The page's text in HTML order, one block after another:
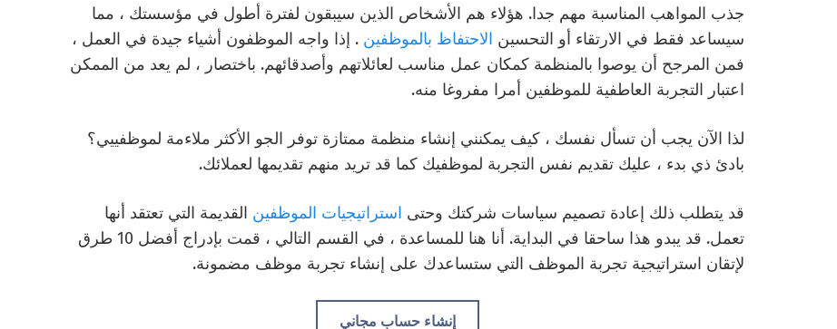
جذب المواهب المناسبة مهم جدا. هؤلاء هم الأشخاص الذين سيبقون لفترة أطول في مؤسستك ، مما
سيساعد فقط في الارتقاء أو التحسين الاحتفاظ بالموظفين . إذا واجه الموظفون أشياء جيدة في العمل ،
فمن المرجح أن يوصوا بالمنظمة كمكان عمل مناسب لعائلاتهم وأصدقائهم. باختصار ، لم يعد من الممكن
اعتبار التجربة العاطفية للموظفين أمرا مفروغا منه.
لذا الآن يجب أن تسأل نفسك ، كيف يمكنني إنشاء منظمة ممتازة توفر الجو الأكثر ملاءمة لموظفييي؟
بادئ ذي بدء ، عليك تقديم نفس التجربة لموظفيك كما قد تريد منهم تقديمها لعملائك.
قد يتطلب ذلك إعادة تصميم سياسات شركتك وحتى استراتيجيات الموظفين القديمة التي تعتقد أنها
تعمل. قد يبدو هذا ساحقا في البداية. أنا هنا للمساعدة ، في القسم التالي ، قمت بإدراج أفضل 10 طرق
لإتقان استراتيجية تجربة الموظف التي ستساعدك على إنشاء تجربة موظف مضمونة.
إنشاء حساب مجاني